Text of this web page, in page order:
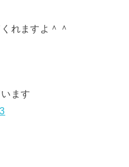
れますよ＾＾
ます